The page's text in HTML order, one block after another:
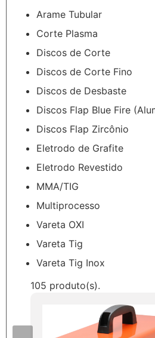
Arame Tubular
Corte Plasma
Discos de Corte
Discos de Corte Fino
Discos de Desbaste
Discos Flap Blue Fire
Discos Flap Zircônio
Eletrodo de Grafite
Eletrodo Revestido
MMA/TIG
Multiprocesso
Vareta OXI
Vareta Tig
Vareta Tig Inox
105 produto(s).